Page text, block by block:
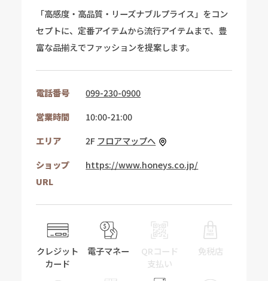
「高感度・高品質・リーズナブルプライス」をコン
セプトに、定番アイテムから流行アイテムまで、豊
富な品揃えでファッションを提案します。
電話番号
099-230-0900
営業時間
10:00-21:00
エリア
2F フロアマップへ
ショップ
URL
https://www.honeys.co.jp/
クレジット
カード
電子マネー
QRコード
支払い
免税店